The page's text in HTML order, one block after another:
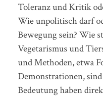
Toleranz und Kritik
Wie unpolitisch darf
Bewegung sein? Wie
Vegetarismus und
und Methoden, etwa
Demonstrationen,
Bedeutung haben